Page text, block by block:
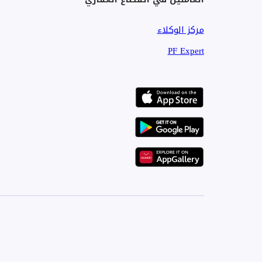
مركز الوكلاء
PF Expert